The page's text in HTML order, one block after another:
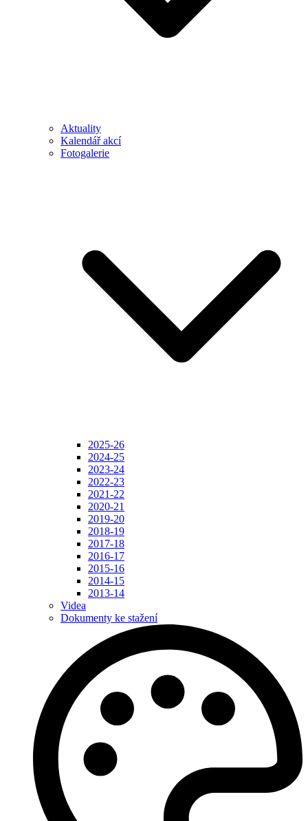
Aktuality
Kalendář akcí
Fotogalerie
2025-26
2024-25
2023-24
2022-23
2021-22
2020-21
2019-20
2018-19
2017-18
2016-17
2015-16
2014-15
2013-14
Videa
Dokumenty ke stažení